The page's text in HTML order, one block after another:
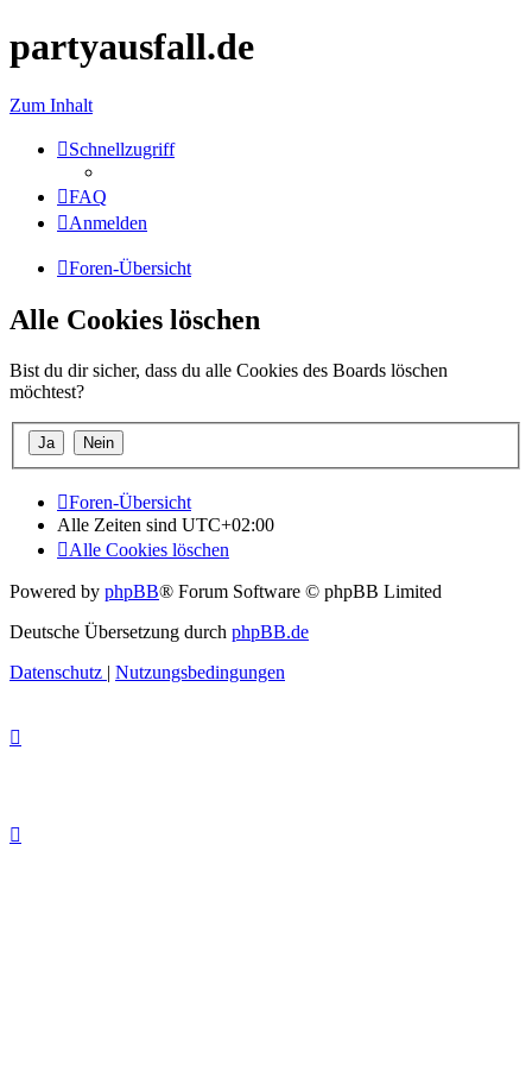
partyausfall.de
Zum Inhalt
Schnellzugriff
FAQ
Anmelden
Foren-Übersicht
Alle Cookies löschen
Bist du dir sicher, dass du alle Cookies des Boards löschen
möchtest?
Foren-Übersicht
Alle Zeiten sind UTC+02:00
Alle Cookies löschen
Powered by phpBB® Forum Software © phpBB Limited
Deutsche Übersetzung durch phpBB.de
Datenschutz | Nutzungsbedingungen